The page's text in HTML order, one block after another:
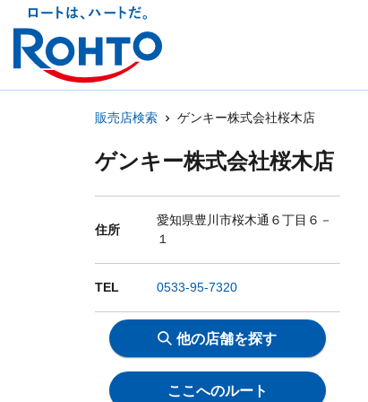
販売店検索 ゲンキー株式会社桜木店
ゲンキー株式会社桜木店
住所
愛知県豊川市桜木通６丁目６－
１
TEL 0533-95-7320
他の店舗を探す
ここへのルート